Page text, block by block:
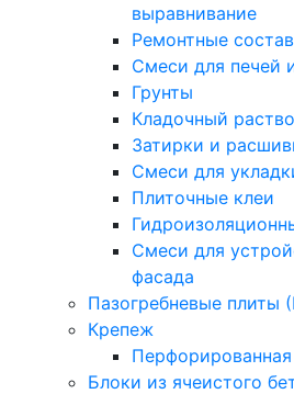
выравнивание
Ремонтные
Смеси для печей
Грунты
Кладочный
Затирки и
Смеси для
Плиточные клеи
Смеси для
фасада
Пазогребневые плиты
Крепеж
Перфорированная
Блоки из ячеистого